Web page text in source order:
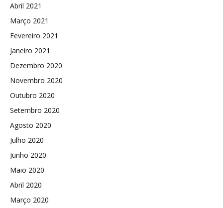
Abril 2021
Março 2021
Fevereiro 2021
Janeiro 2021
Dezembro 2020
Novembro 2020
Outubro 2020
Setembro 2020
Agosto 2020
Julho 2020
Junho 2020
Maio 2020
Abril 2020
Março 2020